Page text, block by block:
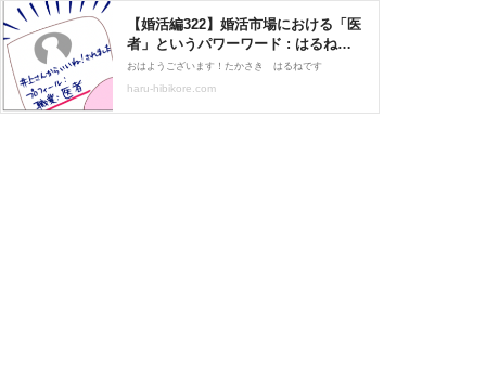
【婚活編322】婚活市場における「医
者」というパワーワード : はるねの
日々是好日
おはようございます！たかさき はるねです
haru-hibikore.com